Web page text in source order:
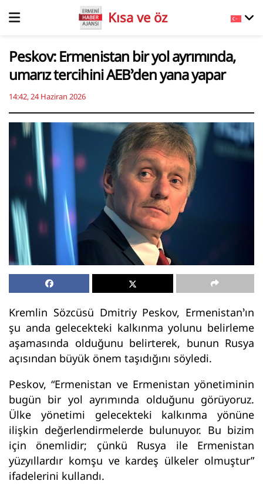
Kısa ve öz
Peskov: Ermenistan bir yol ayrımında,
umarız tercihini AEB’den yana yapar
14:42, 24 Haziran 2026
Kremlin Sözcüsü Dmitriy Peskov, Ermenistan’ın
şu anda gelecekteki kalkınma yolunu belirleme
aşamasında olduğunu belirterek, bunun Rusya
açısından büyük önem taşıdığını söyledi.
Peskov, “Ermenistan ve Ermenistan yönetiminin
bugün bir yol ayrımında olduğunu görüyoruz.
Ülke yönetimi gelecekteki kalkınma yönüne
ilişkin değerlendirmelerde bulunuyor. Bu bizim
için önemlidir; çünkü Rusya ile Ermenistan
yüzyıllardır komşu ve kardeş ülkeler olmuştur”
ifadelerini kullandı.